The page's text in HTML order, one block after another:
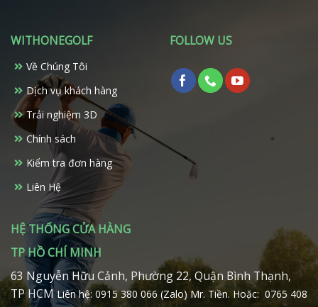
tùy
chọn
thể
được
chọn
trên
trang
sản
WITHONEGOLF
Về Chúng Tôi
Dịch vụ khách hàng
Trải nghiệm 3D
Chính sách
Kiểm tra đơn hàng
Liên Hệ
FOLLOW US
HỆ THỐNG CỬA HÀNG
TP HỒ CHÍ MINH
63 Nguyễn Hữu Cảnh, Phường 22, Quận Bình Thạnh,
TP HCMLiên hệ: 0915 380 066 (Zalo) Mr. Tiền.Hoặc: 0765 408